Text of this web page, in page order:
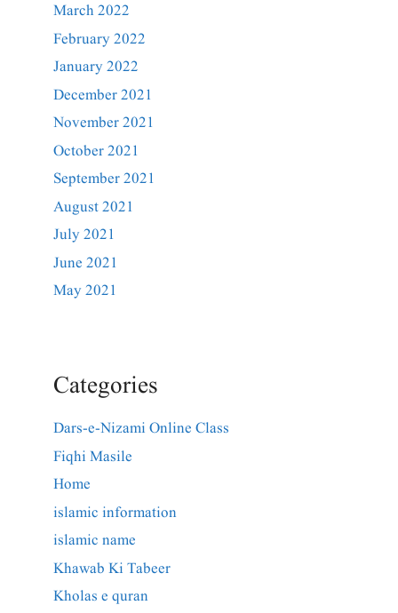
March 2022
February 2022
January 2022
December 2021
November 2021
October 2021
September 2021
August 2021
July 2021
June 2021
May 2021
Categories
Dars-e-Nizami Online Class
Fiqhi Masile
Home
islamic information
islamic name
Khawab Ki Tabeer
Kholas e quran